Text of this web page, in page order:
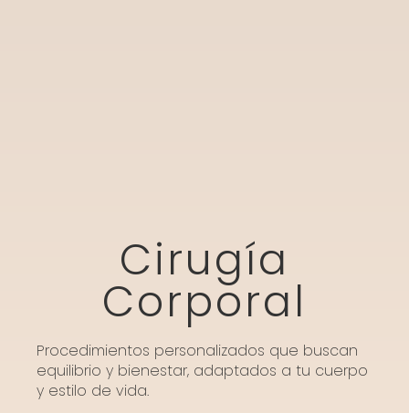
Cirugía
Corporal
Procedimientos personalizados que buscan
equilibrio y bienestar, adaptados a tu cuerpo
y estilo de vida.